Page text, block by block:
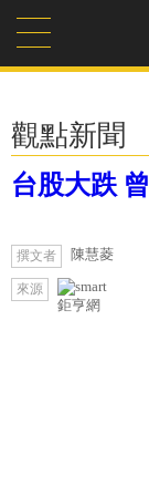
觀點新聞
台股大跌
撰文者 陳慧菱
來源
鉅亨網